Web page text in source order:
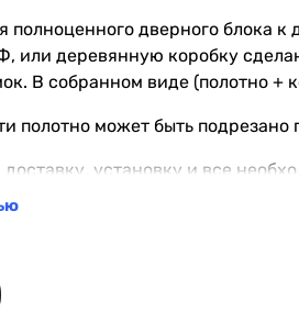
полноценного дверного блока
или деревянную коробку
В собранном виде (полотно +
полотно может быть
установку и все
итоговая стоимость
"Line 01" можно купить в
комплектации под дверной